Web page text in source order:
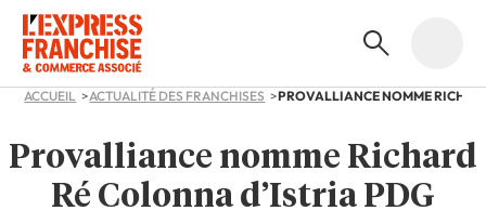
ACCUEIL ACTUALITÉ DES FRANCHISES
Provalliance nomme Richard
Ré Colonna d’Istria PDG